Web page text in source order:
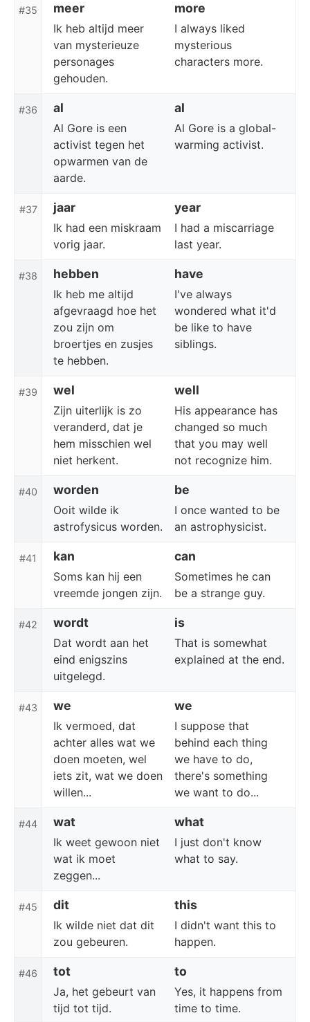
#35 meer more
Ik heb altijd meer
van mysterieuze
personages
gehouden.
I always liked
mysterious
characters more.
#36 al al
Al Gore is een
activist tegen het
opwarmen van de
aarde.
Al Gore is a global-
warming activist.
#37 jaar year
Ik had een miskraam
vorig jaar.
I had a miscarriage
last year.
#38 hebben have
Ik heb me altijd
afgevraagd hoe het
zou zijn om
broertjes en zusjes
te hebben.
I've always
wondered what it'd
be like to have
siblings.
#39 wel well
Zijn uiterlijk is zo
veranderd, dat je
hem misschien wel
niet herkent.
His appearance has
changed so much
that you may well
not recognize him.
#40 worden be
Ooit wilde ik
astrofysicus worden.
I once wanted to be
an astrophysicist.
#41 kan can
Soms kan hij een
vreemde jongen zijn.
Sometimes he can
be a strange guy.
#42 wordt is
Dat wordt aan het
eind enigszins
uitgelegd.
That is somewhat
explained at the end.
#43 we we
Ik vermoed, dat
achter alles wat we
doen moeten, wel
iets zit, wat we doen
willen...
I suppose that
behind each thing
we have to do,
there's something
we want to do...
#44 wat what
Ik weet gewoon niet
wat ik moet
zeggen...
I just don't know
what to say.
#45 dit this
Ik wilde niet dat dit
zou gebeuren.
I didn't want this to
happen.
#46 tot to
Ja, het gebeurt van
tijd tot tijd.
Yes, it happens from
time to time.